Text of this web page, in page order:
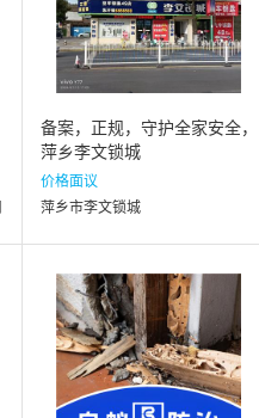
备案，正规，守护全家安全，
萍乡李文锁城
价格面议
萍乡市李文锁城